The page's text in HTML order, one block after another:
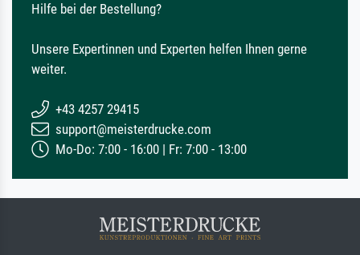
Hilfe bei der Bestellung?
Unsere Expertinnen und Experten helfen Ihnen gerne
weiter.
+43 4257 29415
support@meisterdrucke.com
Mo-Do: 7:00 - 16:00 | Fr: 7:00 - 13:00